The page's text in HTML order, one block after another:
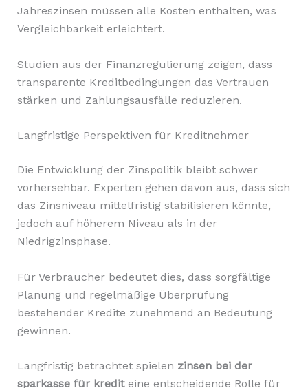
Jahreszinsen müssen alle Kosten enthalten, was
Vergleichbarkeit erleichtert.
Studien aus der Finanzregulierung zeigen, dass
transparente Kreditbedingungen das Vertrauen
stärken und Zahlungsausfälle reduzieren.
Langfristige Perspektiven für Kreditnehmer
Die Entwicklung der Zinspolitik bleibt schwer
vorhersehbar. Experten gehen davon aus, dass sich
das Zinsniveau mittelfristig stabilisieren könnte,
jedoch auf höherem Niveau als in der
Niedrigzinsphase.
Für Verbraucher bedeutet dies, dass sorgfältige
Planung und regelmäßige Überprüfung
bestehender Kredite zunehmend an Bedeutung
gewinnen.
Langfristig betrachtet spielen zinsen bei der
sparkasse für krediteine entscheidende Rolle für